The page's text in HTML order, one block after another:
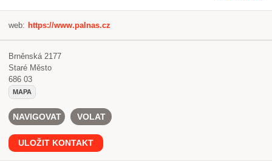
web: https://www.palnas.cz
Brněnská 2177
Staré Město
686 03
MAPA
NAVIGOVAT VOLAT
ULOŽIT KONTAKT